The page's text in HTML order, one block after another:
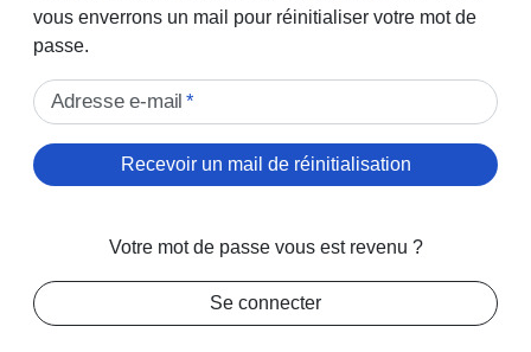
vous enverrons un mail pour réinitialiser votre mot de
passe.
Adresse e-mail *
Recevoir un mail de réinitialisation
Votre mot de passe vous est revenu ?
Se connecter